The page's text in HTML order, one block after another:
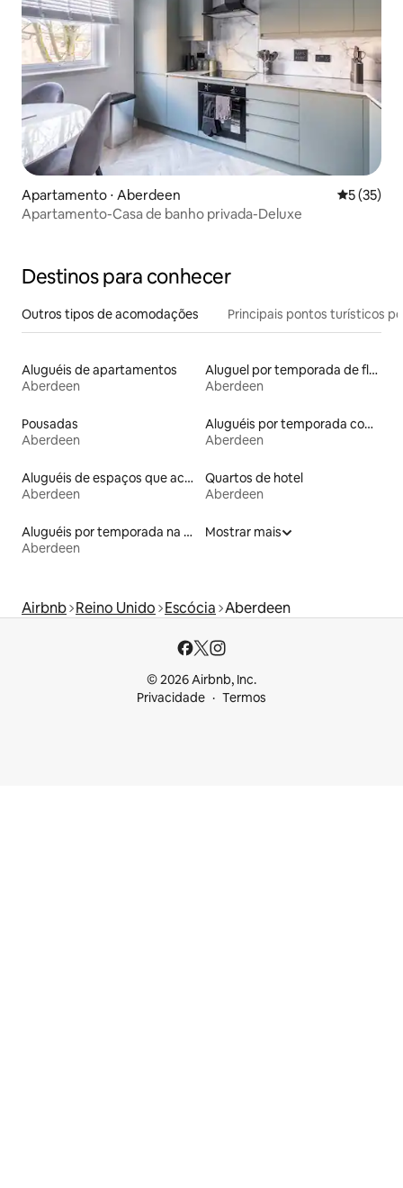
Apartamento ⋅ Aberdeen 5 de uma
5 (35)
Apartamento-Casa de banho privada-Deluxe
Destinos para conhecer
Outros tipos de acomodações Principais pontos turísticos
Aluguéis de apartamentos
Aberdeen
Aluguel por temporada de flats
Aberdeen
Pousadas
Aberdeen
Aluguéis por temporada com acesso à praia
Aberdeen
Aluguéis de espaços que aceitam animais de estimação
Aberdeen
Quartos de hotel
Aberdeen
Aluguéis por temporada na orla
Aberdeen
Mostrar mais
Airbnb Reino Unido Escócia Aberdeen
© 2026 Airbnb, Inc.
Privacidade
Termos